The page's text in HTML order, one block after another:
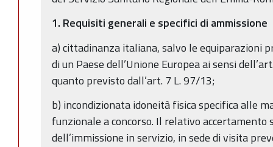
1. Requisiti generali e specifici di ammissione
a) cittadinanza italiana, salvo le equiparazioni
di un Paese dell’Unione Europea ai sensi
quanto previsto dall’art. 7 L. 97/13;
b) incondizionata idoneità fisica specifica alle
funzionale a concorso. Il relativo
dell’immissione in servizio, in sede di visita